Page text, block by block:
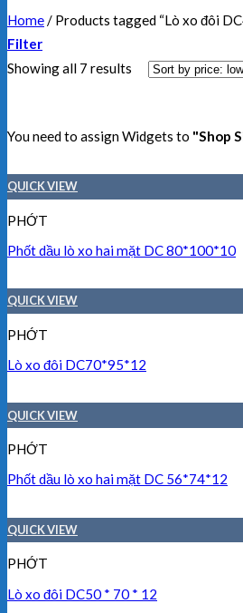
Home/ Products tagged “Lò xo đôi
Filter
Showing all 7 results
You need to assign Widgets to "Shop
QUICK VIEW
PHỚT
Phốt dầu lò xo hai mặt DC 80*100*10
QUICK VIEW
PHỚT
Lò xo đôi DC70*95*12
QUICK VIEW
PHỚT
Phốt dầu lò xo hai mặt DC 56*74*12
QUICK VIEW
PHỚT
Lò xo đôi DC50 * 70 * 12